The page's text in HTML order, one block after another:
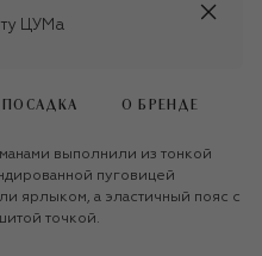
ЦУМа
ПОСАДКА О БРЕНДЕ
выполнили из тонкой
пуговицей
ярлыком, а эластичный пояс с
точкой.